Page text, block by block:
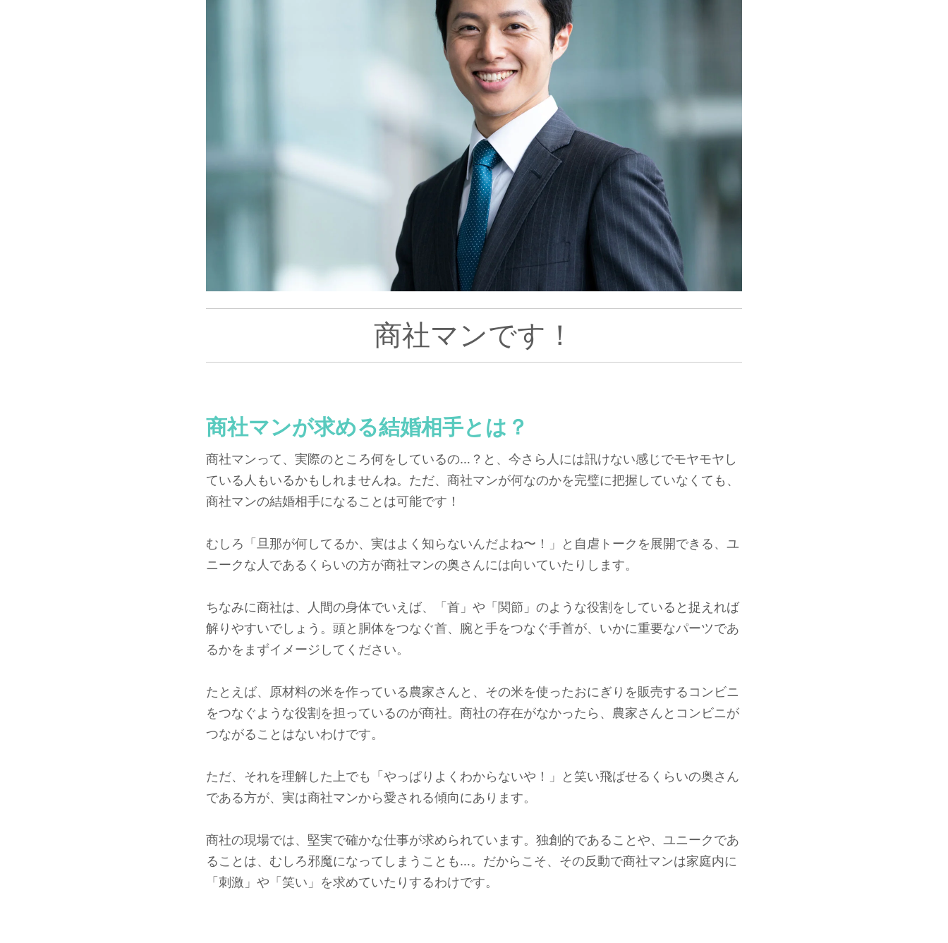
商社マンです！
商社マンが求める結婚相手とは？
商社マンって、実際のところ何をしているの…？と、今さら人には訊けない感じでモヤモヤし
ている人もいるかもしれませんね。ただ、商社マンが何なのかを完璧に把握していなくても、
商社マンの結婚相手になることは可能です！
むしろ「旦那が何してるか、実はよく知らないんだよね〜！」と自虐トークを展開できる、ユ
ニークな人であるくらいの方が商社マンの奥さんには向いていたりします。
ちなみに商社は、人間の身体でいえば、「首」や「関節」のような役割をしていると捉えれば
解りやすいでしょう。頭と胴体をつなぐ首、腕と手をつなぐ手首が、いかに重要なパーツであ
るかをまずイメージしてください。
たとえば、原材料の米を作っている農家さんと、その米を使ったおにぎりを販売するコンビニ
をつなぐような役割を担っているのが商社。商社の存在がなかったら、農家さんとコンビニが
つながることはないわけです。
ただ、それを理解した上でも「やっぱりよくわからないや！」と笑い飛ばせるくらいの奥さん
である方が、実は商社マンから愛される傾向にあります。
商社の現場では、堅実で確かな仕事が求められています。独創的であることや、ユニークであ
ることは、むしろ邪魔になってしまうことも…。だからこそ、その反動で商社マンは家庭内に
「刺激」や「笑い」を求めていたりするわけです。